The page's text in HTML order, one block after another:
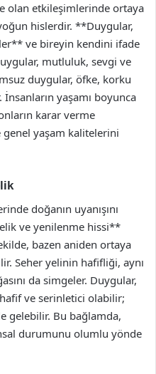
olan etkileşimlerinde ortaya
hislerdir. **Duygular,
ve bireyin kendini ifade
mutluluk, sevgi ve
duygular, öfke, korku
yaşamı boyunca
karar verme
yaşam kalitelerini
doğanın uyanışını
ve yenilenme hissi**
bazen aniden ortaya
Seher yelinin hafifliği, aynı
da simgeler. Duygular,
ve serinletici olabilir;
gelebilir. Bu bağlamda,
durumunu olumlu yönde